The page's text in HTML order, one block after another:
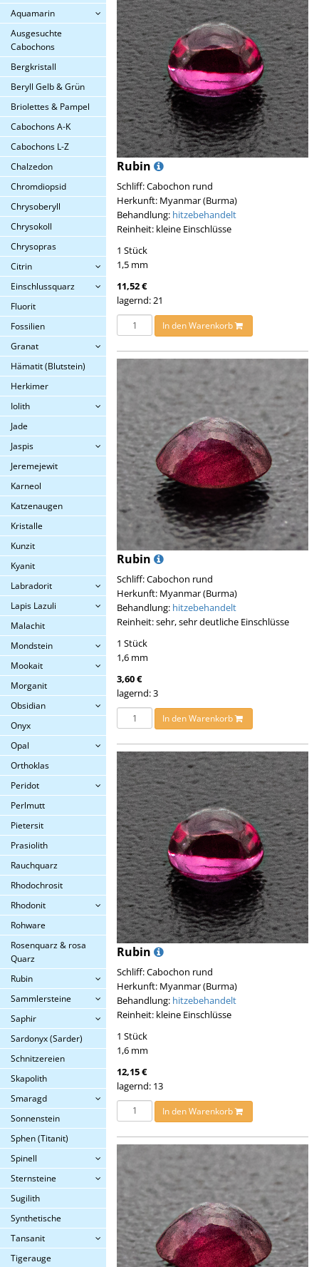
Aquamarin
Ausgesuchte
Cabochons
Bergkristall
Beryll Gelb & Grün
Briolettes & Pampel
Cabochons A-K
Cabochons L-Z
Chalzedon
Chromdiopsid
Chrysoberyll
Chrysokoll
Chrysopras
Citrin
Einschlussquarz
Fluorit
Fossilien
Granat
Hämatit (Blutstein)
Herkimer
Iolith
Jade
Jaspis
Jeremejewit
Karneol
Katzenaugen
Kristalle
Kunzit
Kyanit
Labradorit
Lapis Lazuli
Malachit
Mondstein
Mookait
Morganit
Obsidian
Onyx
Opal
Orthoklas
Peridot
Perlmutt
Pietersit
Prasiolith
Rauchquarz
Rhodochrosit
Rhodonit
Rohware
Rosenquarz & rosa
Quarz
Rubin
Sammlersteine
Saphir
Sardonyx (Sarder)
Schnitzereien
Skapolith
Smaragd
Sonnenstein
Sphen (Titanit)
Spinell
Sternsteine
Sugilith
Synthetische
Tansanit
Tigerauge
Rubin
Schliff: Cabochon rund
Herkunft: Myanmar (Burma)
Behandlung: hitzebehandelt
Reinheit: kleine Einschlüsse
1 Stück
1,5 mm
11,52 €
lagernd: 21
In den Warenkorb
Rubin
Schliff: Cabochon rund
Herkunft: Myanmar (Burma)
Behandlung: hitzebehandelt
Reinheit: sehr, sehr deutliche Einschlüsse
1 Stück
1,6 mm
3,60 €
lagernd: 3
In den Warenkorb
Rubin
Schliff: Cabochon rund
Herkunft: Myanmar (Burma)
Behandlung: hitzebehandelt
Reinheit: kleine Einschlüsse
1 Stück
1,6 mm
12,15 €
lagernd: 13
In den Warenkorb